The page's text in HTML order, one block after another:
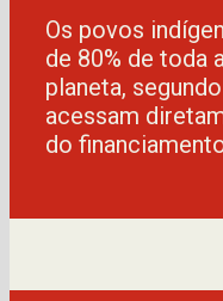
Os povos
de 80% de toda
planeta,
acessam
do